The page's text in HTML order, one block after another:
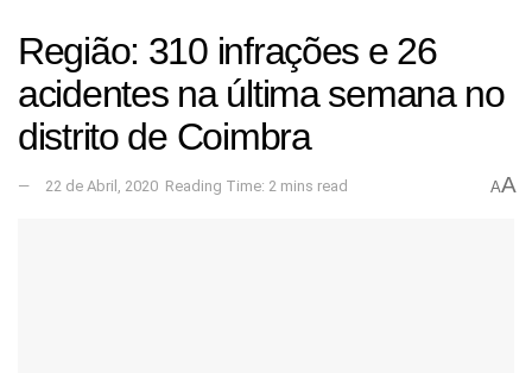
Região: 310 infrações e 26
acidentes na última semana no
distrito de Coimbra
22 de Abril, 2020 Reading Time: 2 mins read AA